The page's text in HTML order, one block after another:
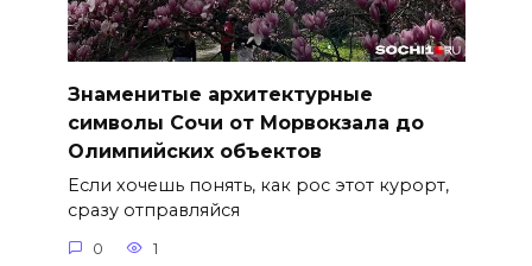
Знаменитые архитектурные
символы Сочи от Морвокзала до
Олимпийских объектов
Если хочешь понять, как рос этот курорт,
сразу отправляйся
0 1